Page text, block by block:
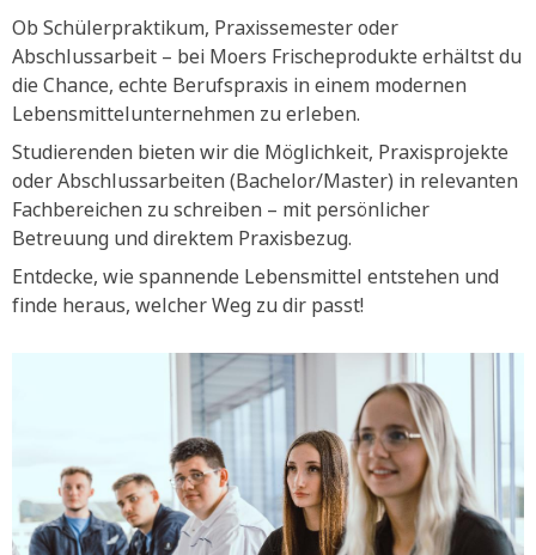
Ob Schülerpraktikum, Praxissemester oder
Abschlussarbeit – bei Moers Frischeprodukte erhältst du
die Chance, echte Berufspraxis in einem modernen
Lebensmittelunternehmen zu erleben.
Studierenden bieten wir die Möglichkeit, Praxisprojekte
oder Abschlussarbeiten (Bachelor/Master) in relevanten
Fachbereichen zu schreiben – mit persönlicher
Betreuung und direktem Praxisbezug.
Entdecke, wie spannende Lebensmittel entstehen und
finde heraus, welcher Weg zu dir passt!